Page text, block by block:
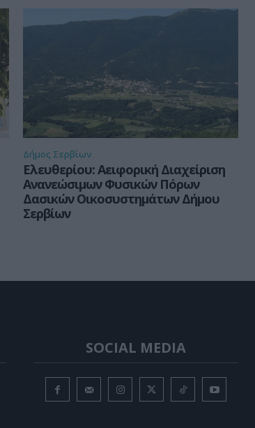
Δήμος Σερβίων
Ελευθερίου: Αειφορική Διαχείριση
Ανανεώσιμων Φυσικών Πόρων
Δασικών Οικοσυστημάτων Δήμου
Σερβίων
SOCIAL MEDIA